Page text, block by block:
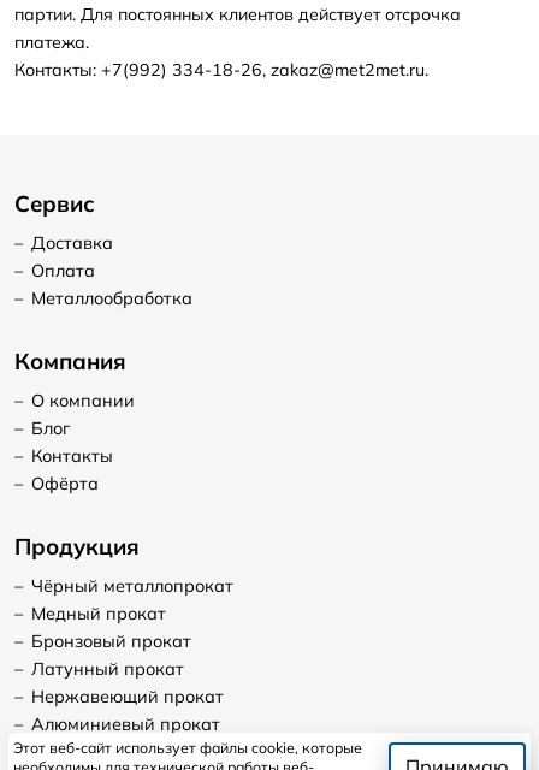
партии. Для постоянных клиентов действует отсрочка
платежа.
Контакты: +7(992) 334-18-26, zakaz@met2met.ru.
Сервис
– Доставка
– Оплата
– Металлообработка
Компания
– О компании
– Блог
– Контакты
– Офёрта
Продукция
– Чёрный металлопрокат
– Медный прокат
– Бронзовый прокат
– Латунный прокат
– Нержавеющий прокат
– Алюминиевый прокат
Этот веб-сайт использует файлы cookie, которые